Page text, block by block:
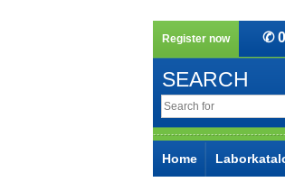
Register now ✆
SEARCH
Home